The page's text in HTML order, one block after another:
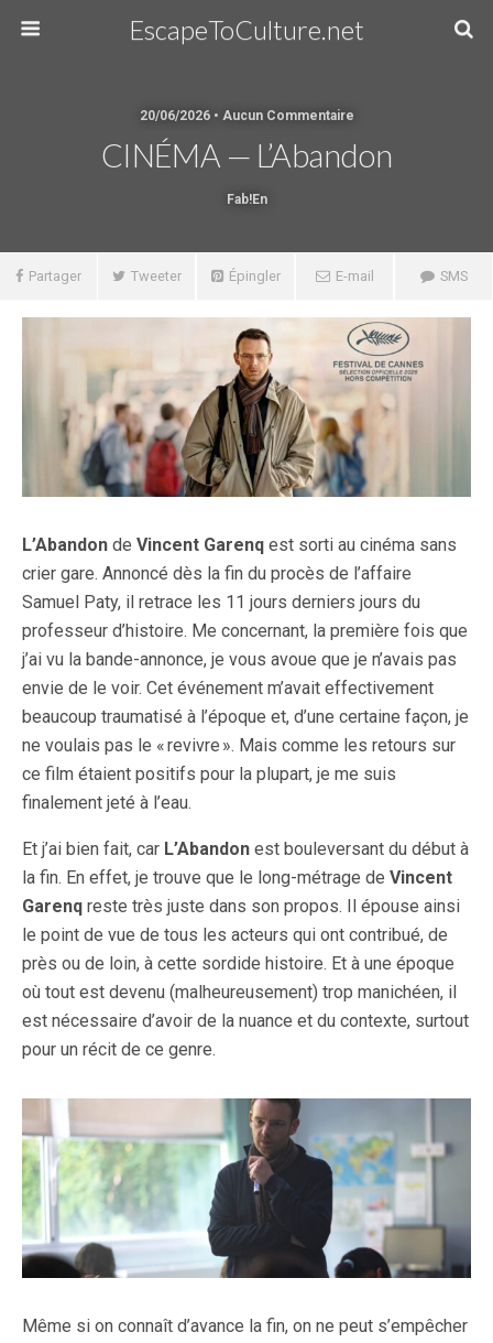
EscapeToCulture.net
20/06/2026 • Aucun Commentaire
CINÉMA — L’Abandon
Fab!en
Partager Tweeter Épingler E-mail SMS
L’Abandon de Vincent Garenq est sorti au cinéma sans
crier gare. Annoncé dès la fin du procès de l’affaire
Samuel Paty, il retrace les 11 jours derniers jours du
professeur d’histoire. Me concernant, la première fois que
j’ai vu la bande-annonce, je vous avoue que je n’avais pas
envie de le voir. Cet événement m’avait effectivement
beaucoup traumatisé à l’époque et, d’une certaine façon, je
ne voulais pas le « revivre ». Mais comme les retours sur
ce film étaient positifs pour la plupart, je me suis
finalement jeté à l’eau.
Et j’ai bien fait, car L’Abandon est bouleversant du début à
la fin. En effet, je trouve que le long-métrage de Vincent
Garenq reste très juste dans son propos. Il épouse ainsi
le point de vue de tous les acteurs qui ont contribué, de
près ou de loin, à cette sordide histoire. Et à une époque
où tout est devenu (malheureusement) trop manichéen, il
est nécessaire d’avoir de la nuance et du contexte, surtout
pour un récit de ce genre.
Même si on connaît d’avance la fin, on ne peut s’empêcher